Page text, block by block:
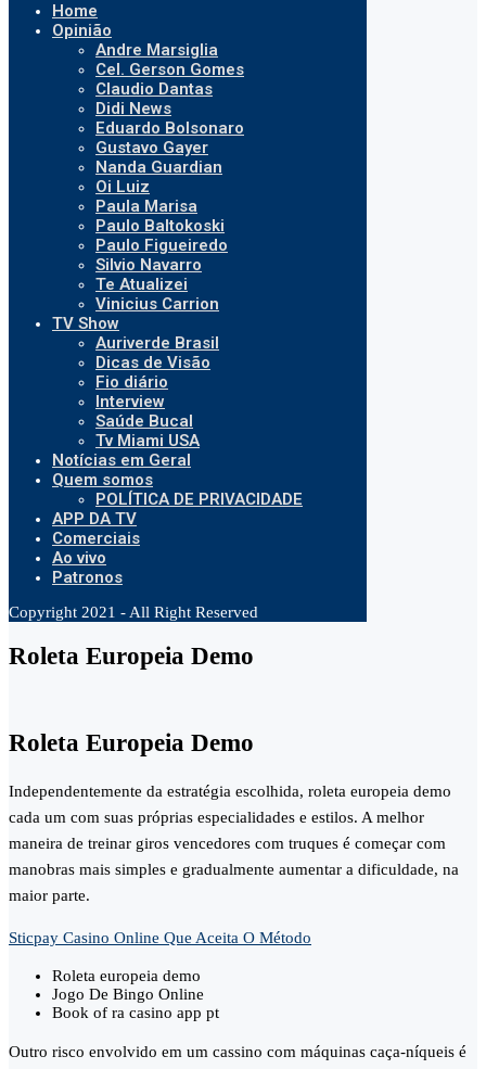
Home
Opinião
Andre Marsiglia
Cel. Gerson Gomes
Claudio Dantas
Didi News
Eduardo Bolsonaro
Gustavo Gayer
Nanda Guardian
Oi Luiz
Paula Marisa
Paulo Baltokoski
Paulo Figueiredo
Silvio Navarro
Te Atualizei
Vinicius Carrion
TV Show
Auriverde Brasil
Dicas de Visão
Fio diário
Interview
Saúde Bucal
Tv Miami USA
Notícias em Geral
Quem somos
POLÍTICA DE PRIVACIDADE
APP DA TV
Comerciais
Ao vivo
Patronos
Copyright 2021 - All Right Reserved
Roleta Europeia Demo
Roleta Europeia Demo
Independentemente da estratégia escolhida, roleta europeia demo
cada um com suas próprias especialidades e estilos. A melhor
maneira de treinar giros vencedores com truques é começar com
manobras mais simples e gradualmente aumentar a dificuldade, na
maior parte.
Sticpay Casino Online Que Aceita O Método
Roleta europeia demo
Jogo De Bingo Online
Book of ra casino app pt
Outro risco envolvido em um cassino com máquinas caça-níqueis é